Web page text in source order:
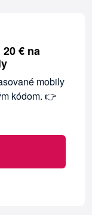
€ na
mobily
kódom. 👉